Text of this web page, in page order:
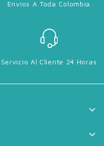
Envíos A Toda Colombia
Servicio Al Cliente 24 Horas